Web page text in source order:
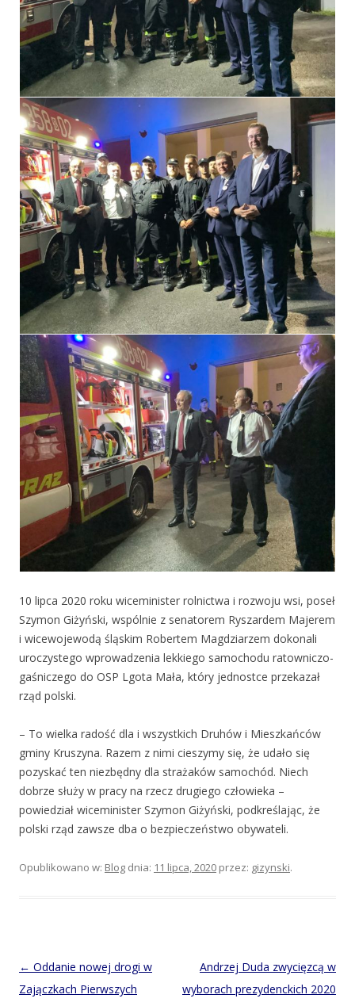
10 lipca 2020 roku wiceminister rolnictwa i rozwoju wsi, poseł
Szymon Giżyński, wspólnie z senatorem Ryszardem Majerem
i wicewojewodą śląskim Robertem Magdziarzem dokonali
uroczystego wprowadzenia lekkiego samochodu ratowniczo-
gaśniczego do OSP Lgota Mała, który jednostce przekazał
rząd polski.
– To wielka radość dla i wszystkich Druhów i Mieszkańców
gminy Kruszyna. Razem z nimi cieszymy się, że udało się
pozyskać ten niezbędny dla strażaków samochód. Niech
dobrze służy w pracy na rzecz drugiego człowieka –
powiedział wiceminister Szymon Giżyński, podkreślając, że
polski rząd zawsze dba o bezpieczeństwo obywateli.
Opublikowano w: Blog dnia: 11 lipca, 2020 przez: gizynski.
Post
navigation
← Oddanie nowej drogi w
Zajączkach Pierwszych
Andrzej Duda zwycięzcą w
wyborach prezydenckich 2020